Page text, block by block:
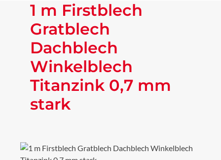
1 m Firstblech
Gratblech
Dachblech
Winkelblech
Titanzink 0,7 mm
stark
Bildergalerie überspringen